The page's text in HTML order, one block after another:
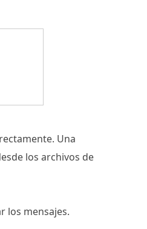
Una
los archivos de
los mensajes.